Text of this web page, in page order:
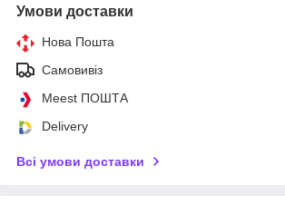
Умови доставки
Нова Пошта
Самовивіз
Meest ПОШТА
Delivery
Всі умови доставки